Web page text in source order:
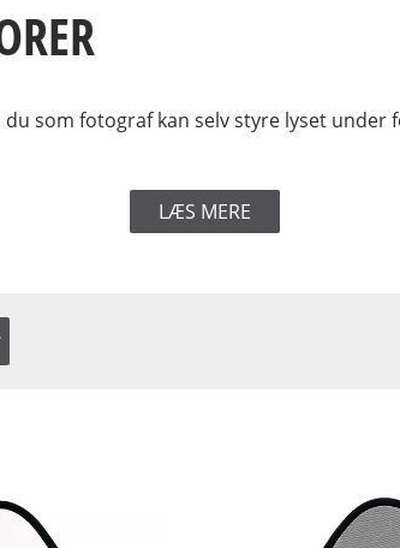
som fotograf kan selv styre lyset
LÆS MERE